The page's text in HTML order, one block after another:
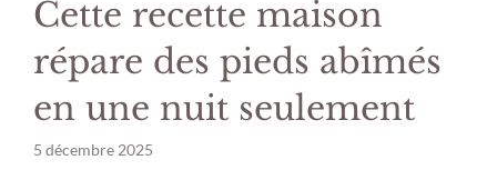
Cette recette maison
répare des pieds abîmés
en une nuit seulement
5 décembre 2025